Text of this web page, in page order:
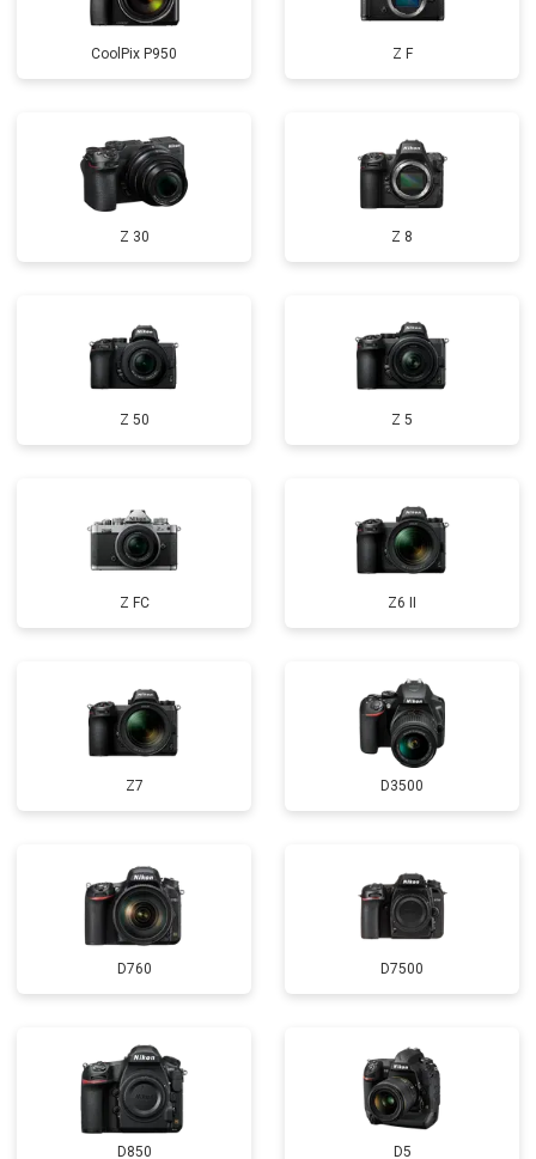
CoolPix P950 Z F
Z 30 Z 8
Z 50 Z 5
Z FC Z6 II
Z7 D3500
D760 D7500
D850 D5